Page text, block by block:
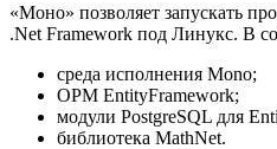
«Моно» позволяет запускать
.Net Framework под Линукс. В
cреда исполнения Mono;
ОРМ EntityFramework;
модули PostgreSQL для
библиотека MathNet.